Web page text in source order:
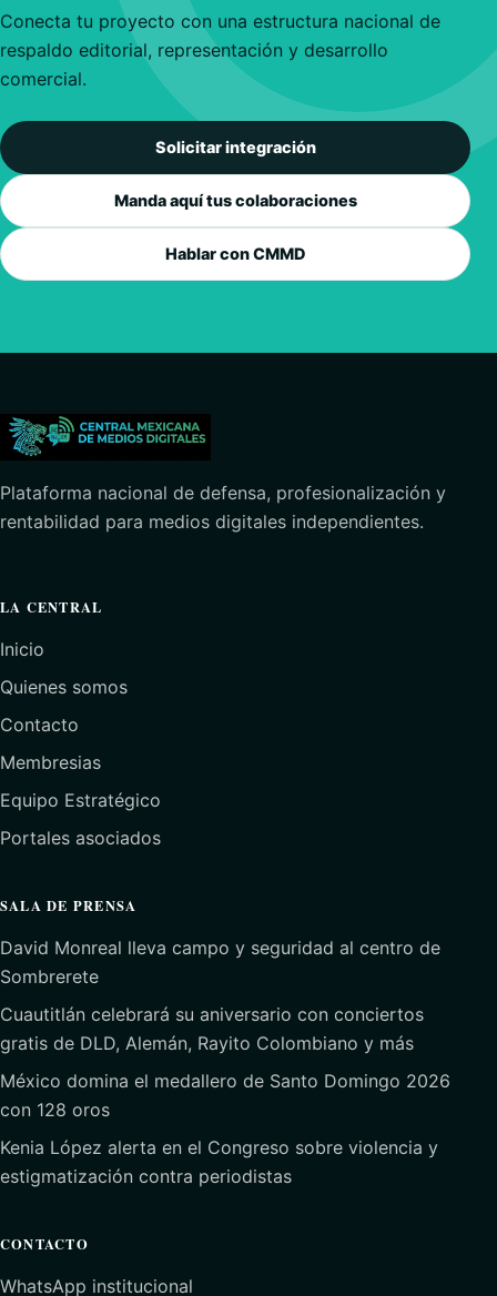
Conecta tu proyecto con una estructura nacional de
respaldo editorial, representación y desarrollo
comercial.
Solicitar integración
Manda aquí tus colaboraciones
Hablar con CMMD
Plataforma nacional de defensa, profesionalización y
rentabilidad para medios digitales independientes.
LA CENTRAL
Inicio
Quienes somos
Contacto
Membresias
Equipo Estratégico
Portales asociados
SALA DE PRENSA
David Monreal lleva campo y seguridad al centro de
Sombrerete
Cuautitlán celebrará su aniversario con conciertos
gratis de DLD, Alemán, Rayito Colombiano y más
México domina el medallero de Santo Domingo 2026
con 128 oros
Kenia López alerta en el Congreso sobre violencia y
estigmatización contra periodistas
CONTACTO
WhatsApp institucional